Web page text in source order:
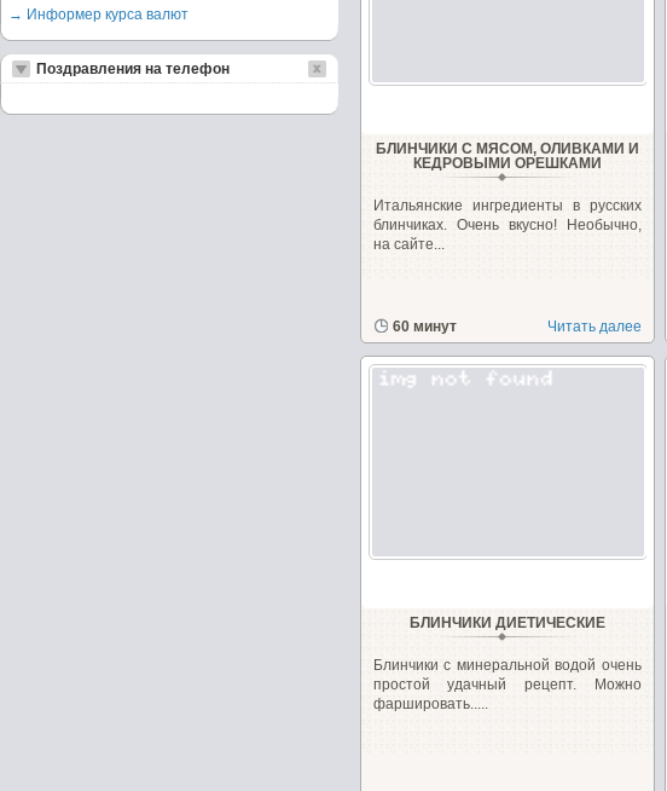
БЛИНЧИКИ С МЯСОМ, ОЛИВКАМИ И
КЕДРОВЫМИ ОРЕШКАМИ
Итальянские ингредиенты в русских
блинчиках. Очень вкусно! Необычно,
на сайте...
60 минут Читать далее
БЛИНЧИКИ ДИЕТИЧЕСКИЕ
Блинчики с минеральной водой очень
простой удачный рецепт. Можно
фаршировать.....
→ Информер курса валют
Поздравления на телефон